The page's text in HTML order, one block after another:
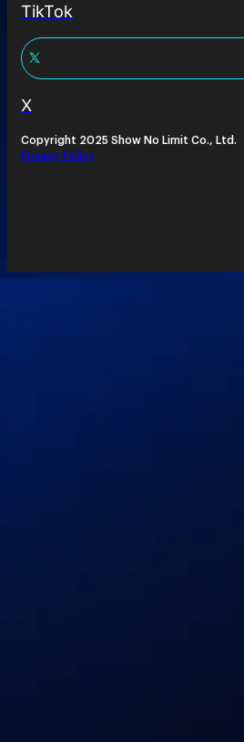
TikTok
X
Copyright 2025 Show No Limit Co., Ltd.
Privacy Policy